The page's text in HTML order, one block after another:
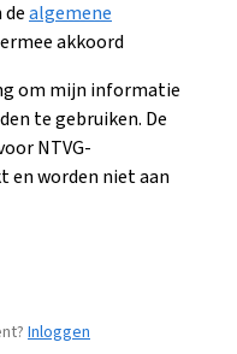
dealgemene
akkoord
om mijn informatie
te gebruiken. De
NTVG-
en worden niet aan
Inloggen